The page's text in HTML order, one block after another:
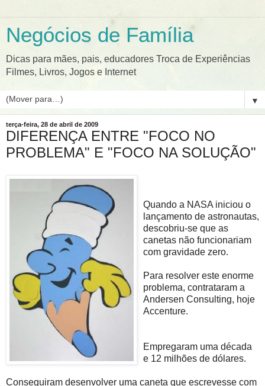
Negócios de Família
Dicas para mães, pais, educadores Troca de Experiências
Filmes, Livros, Jogos e Internet
▼
terça-feira, 28 de abril de 2009
DIFERENÇA ENTRE "FOCO NO
PROBLEMA" E "FOCO NA SOLUÇÃO"
Quando a NASA iniciou o
lançamento de astronautas,
descobriu-se que as
canetas não funcionariam
com gravidade zero.
Para resolver este enorme
problema, contrataram a
Andersen Consulting, hoje
Accenture.
Empregaram uma década
e 12 milhões de dólares.
Conseguiram desenvolver uma caneta que escrevesse com